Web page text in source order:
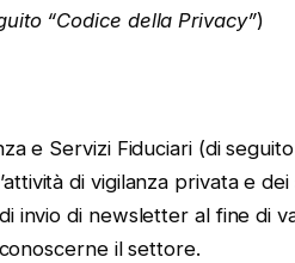
“Codice della Privacy”)
e Servizi Fiduciari (di
di vigilanza privata e
invio di newsletter al fine di
il settore.